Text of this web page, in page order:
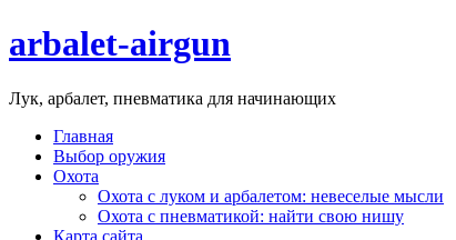
arbalet-airgun
Лук, арбалет, пневматика для начинающих
Главная
Выбор оружия
Охота
Охота с луком и арбалетом: невеселые мысли
Охота с пневматикой: найти свою нишу
Карта сайта